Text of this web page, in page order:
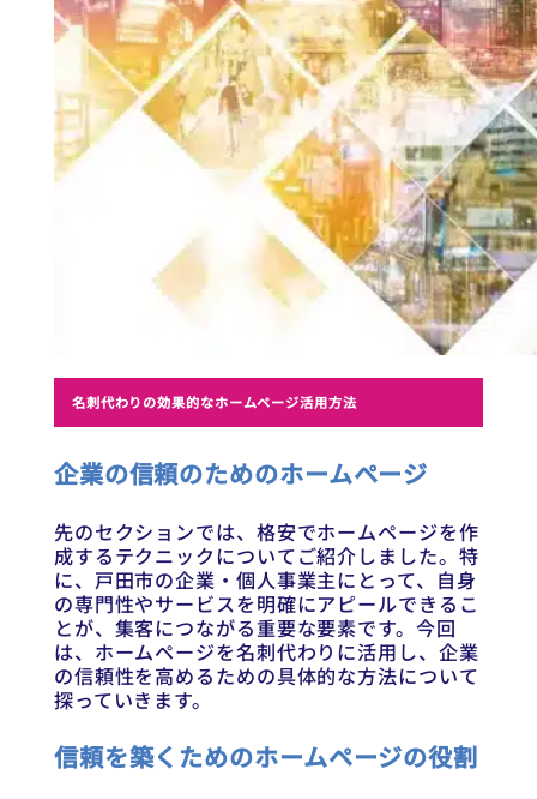
名刺代わりの効果的なホームページ活用方法
企業の信頼のためのホームページ
先のセクションでは、格安でホームページを作
成するテクニックについてご紹介しました。特
に、戸田市の企業・個人事業主にとって、自身
の専門性やサービスを明確にアピールできるこ
とが、集客につながる重要な要素です。今回
は、ホームページを名刺代わりに活用し、企業
の信頼性を高めるための具体的な方法について
探っていきます。
信頼を築くためのホームページの役割